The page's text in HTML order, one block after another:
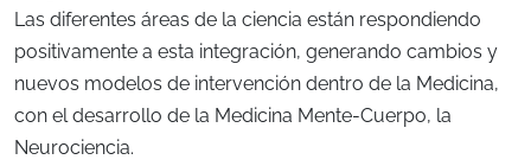
Las diferentes áreas de la ciencia están respondiendo
positivamente a esta integración, generando cambios y
nuevos modelos de intervención dentro de la Medicina,
con el desarrollo de la Medicina Mente-Cuerpo, la
Neurociencia.